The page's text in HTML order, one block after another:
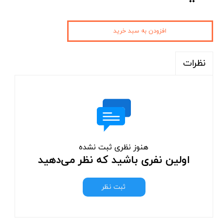
افزودن به سبد خرید
نظرات
هنوز نظری ثبت نشده
اولین نفری باشید که نظر می‌دهید
ثبت نظر